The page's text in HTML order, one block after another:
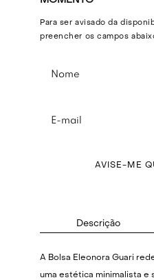
Para ser avisado da
preencher os campos
AVISE-ME
Descrição
A Bolsa Eleonora Guari
uma estética minimalista e